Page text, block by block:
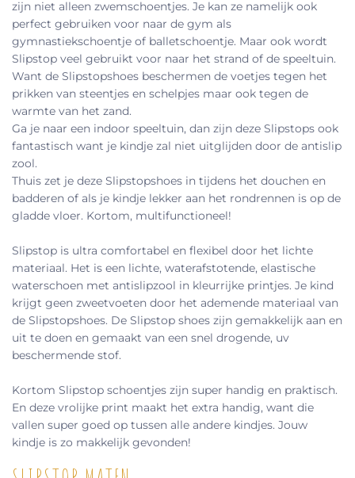
zijn niet alleen zwemschoentjes. Je kan ze namelijk ook
perfect gebruiken voor naar de gym als
gymnastiekschoentje of balletschoentje. Maar ook wordt
Slipstop veel gebruikt voor naar het strand of de speeltuin.
Want de Slipstopshoes beschermen de voetjes tegen het
prikken van steentjes en schelpjes maar ook tegen de
warmte van het zand.
Ga je naar een indoor speeltuin, dan zijn deze Slipstops ook
fantastisch want je kindje zal niet uitglijden door de antislip
zool.
Thuis zet je deze Slipstopshoes in tijdens het douchen en
badderen of als je kindje lekker aan het rondrennen is op de
gladde vloer. Kortom, multifunctioneel!
Slipstop is ultra comfortabel en flexibel door het lichte
materiaal. Het is een lichte, waterafstotende, elastische
waterschoen met antislipzool in kleurrijke printjes. Je kind
krijgt geen zweetvoeten door het ademende materiaal van
de Slipstopshoes. De Slipstop shoes zijn gemakkelijk aan en
uit te doen en gemaakt van een snel drogende, uv
beschermende stof.
Kortom Slipstop schoentjes zijn super handig en praktisch.
En deze vrolijke print maakt het extra handig, want die
vallen super goed op tussen alle andere kindjes. Jouw
kindje is zo makkelijk gevonden!